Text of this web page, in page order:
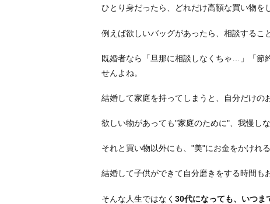
を
喫
す
キ
リ
ウ
ー
ひとり身だったら、どれだけ高額な買い物を
例えば欲しいバッグがあったら、相談するこ
既婚者なら「旦那に相談しなくちゃ…」「節
せんよね。
結婚して家庭を持ってしまうと、自分だけの
欲しい物があっても"家庭のために"、我慢し
それと買い物以外にも、"美"にお金をかけれ
結婚して子供ができて自分磨きをする時間も
そんな人生ではなく 30代になっても、いつま